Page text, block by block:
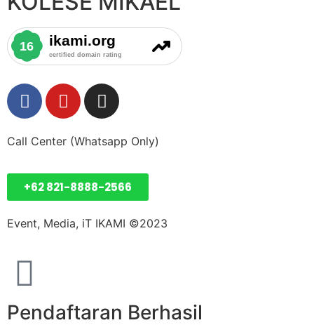
Call Center (Whatsapp Only)
+62 821-8888-2566
Event, Media, iT IKAMI ©2023
Pendaftaran Berhasil